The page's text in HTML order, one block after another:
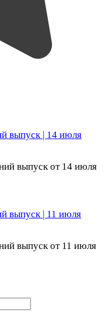
выпуск | 14 июля
выпуск от 14 июля
выпуск | 11 июля
выпуск от 11 июля